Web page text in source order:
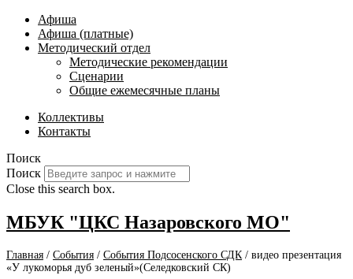
Афиша
Афиша (платные)
Методический отдел
Методические рекомендации
Сценарии
Общие ежемесячные планы
Коллективы
Контакты
Поиск
Поиск
Close this search box.
МБУК "ЦКС Назаровского МО"
Главная / События / События Подсосенского СДК / видео презентация
«У лукоморья дуб зеленый»(Селедковский СК)